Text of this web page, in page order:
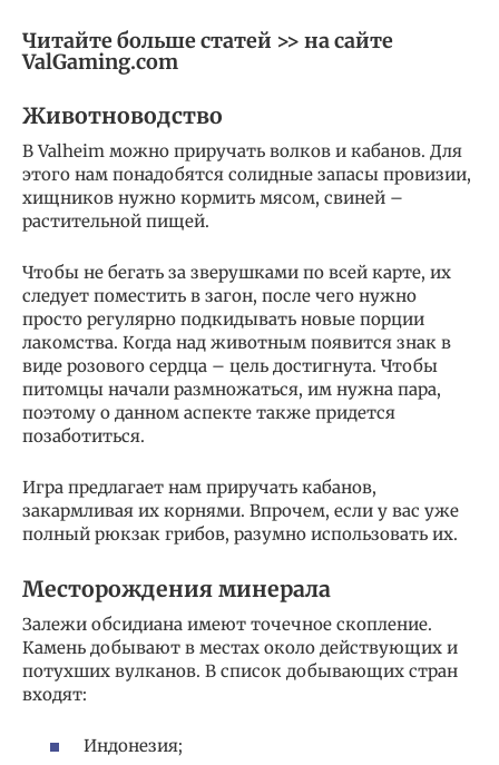
Читайте больше статей >> на сайте
ValGaming.com
Животноводство
В Valheim можно приручать волков и кабанов. Для
этого нам понадобятся солидные запасы провизии,
хищников нужно кормить мясом, свиней –
растительной пищей.
Чтобы не бегать за зверушками по всей карте, их
следует поместить в загон, после чего нужно
просто регулярно подкидывать новые порции
лакомства. Когда над животным появится знак в
виде розового сердца – цель достигнута. Чтобы
питомцы начали размножаться, им нужна пара,
поэтому о данном аспекте также придется
позаботиться.
Игра предлагает нам приручать кабанов,
закармливая их корнями. Впрочем, если у вас уже
полный рюкзак грибов, разумно использовать их.
Месторождения минерала
Залежи обсидиана имеют точечное скопление.
Камень добывают в местах около действующих и
потухших вулканов. В список добывающих стран
входят:
Индонезия;